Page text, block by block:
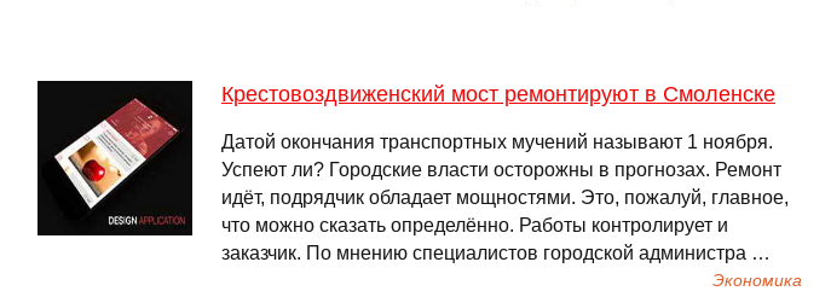
Крестовоздвиженский мост ремонтируют в Смоленске
Датой окончания транспортных мучений называют 1 ноября.
Успеют ли? Городские власти осторожны в прогнозах. Ремонт
идёт, подрядчик обладает мощностями. Это, пожалуй, главное,
что можно сказать определённо. Работы контролирует и
заказчик. По мнению специалистов городской администра …
Экономика